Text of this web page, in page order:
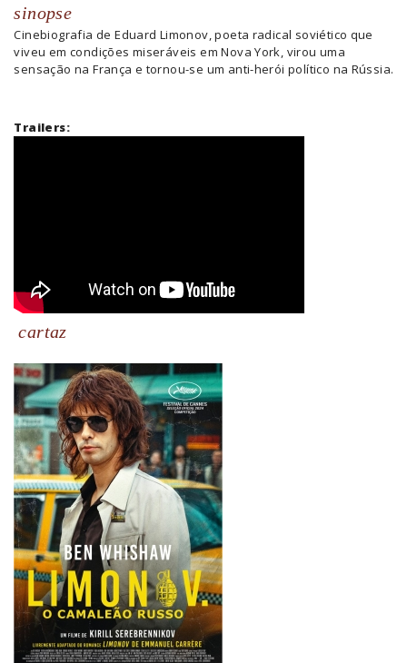
sinopse
Cinebiografia de Eduard Limonov, poeta radical soviético que
viveu em condições miseráveis em Nova York, virou uma
sensação na França e tornou-se um anti-herói político na Rússia.
Trailers:
cartaz